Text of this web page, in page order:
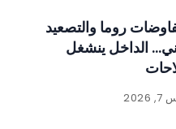
روما والتصعيد
الداخل ينشغل